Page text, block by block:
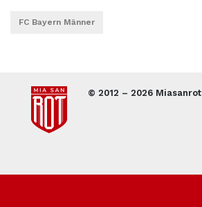
FC Bayern Männer
© 2012 – 2026 Miasanrot